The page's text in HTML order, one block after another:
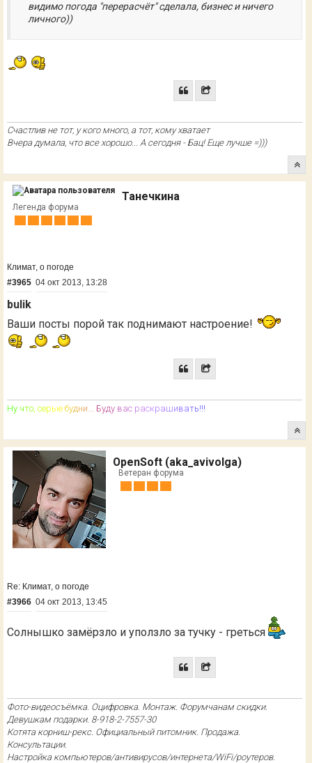
видимо погода "перерасчёт" сделала, бизнес и ничего
личного))
Счастлив не тот, у кого много, а тот, кому хватает
Вчера думала, что все хорошо... А сегодня - Бац! Еще лучше =)))
Танечкина
Легенда форума
Климат, о погоде
#3965 04 окт 2013, 13:28
bulik
Ваши посты порой так поднимают настроение!
Ну что серые будни Буду вас раскрашивать!!!
OpenSoft (aka_avivolga)
Ветеран форума
Re: Климат, о погоде
#3966 04 окт 2013, 13:45
Солнышко замёрзло и уползло за тучку - греться
Фото-видеосъёмка. Оцифровка. Монтаж. Форумчанам скидки.
Девушкам подарки. 8-918-2-7557-30
Котята корниш-рекс. Официальный питомник. Продажа.
Консультации.
Настройка компьютеров/антивирусов/интернета/WiFi/роутеров.